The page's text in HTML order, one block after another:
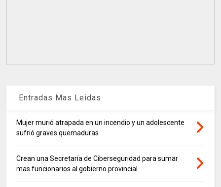
Entradas Mas Leidas
Mujer murió atrapada en un incendio y un adolescente
sufrió graves quemaduras
Crean una Secretaría de Ciberseguridad para sumar
mas funcionarios al gobierno provincial